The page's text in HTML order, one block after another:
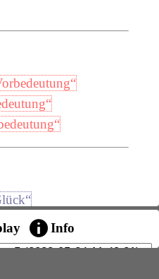
Spitzer, ZFSL., 49,
Info